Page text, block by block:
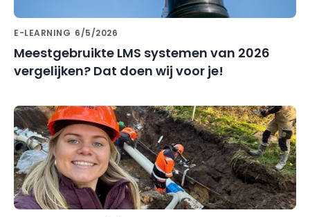
E-LEARNING 6/5/2026
Meestgebruikte LMS systemen van 2026
vergelijken? Dat doen wij voor je!